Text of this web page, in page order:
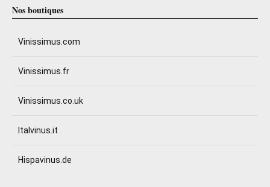
Nos boutiques
Vinissimus.com
Vinissimus.fr
Vinissimus.co.uk
Italvinus.it
Hispavinus.de